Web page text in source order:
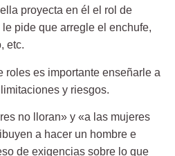
proyecta en él el rol de
pide que arregle el enchufe,
etc.
roles es importante enseñarle a
y riesgos.
no lloran» y «a las mujeres
a hacer un hombre e
de exigencias sobre lo que